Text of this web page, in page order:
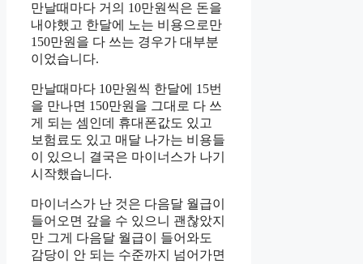
만날때마다 거의 10만원씩은 돈을
내야했고 한달에 노는 비용으로만
150만원을 다 쓰는 경우가 대부분
이었습니다.
만날때마다 10만원씩 한달에 15번
을 만나면 150만원을 그대로 다 쓰
게 되는 셈인데 휴대폰값도 있고
보험료도 있고 매달 나가는 비용들
이 있으니 결국은 마이너스가 나기
시작했습니다.
마이너스가 난 것은 다음달 월급이
들어오면 갚을 수 있으니 괜찮았지
만 그게 다음달 월급이 들어와도
감당이 안 되는 수준까지 넘어가면